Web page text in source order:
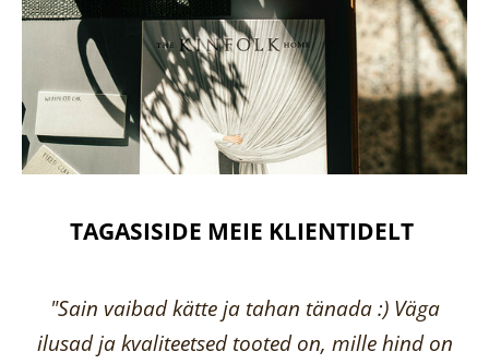
TAGASISIDE MEIE KLIENTIDELT
"Sain vaibad kätte ja tahan tänada :) Väga
ilusad ja kvaliteetsed tooted on, mille hind on